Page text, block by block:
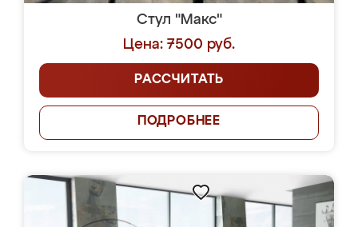
Стул "Макс"
Цена: 7500 руб.
РАССЧИТАТЬ
ПОДРОБНЕЕ